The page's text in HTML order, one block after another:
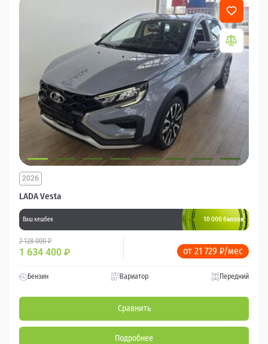
LADA Vesta
2026
Ваш кешбек 10 000 баллов
2 128 000 ₽
1 634 400 ₽ от 21 729 ₽/мес
Бензин Вариатор Передний
Сравнить
Подробнее